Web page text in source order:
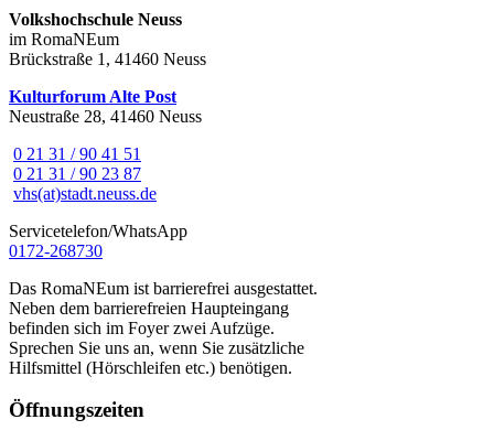
Volkshochschule Neuss
im RomaNEum
Brückstraße 1, 41460 Neuss
Kulturforum Alte Post
Neustraße 28, 41460 Neuss
0 21 31 / 90 41 51
0 21 31 / 90 23 87
vhs(at)stadt.neuss.de
Servicetelefon/WhatsApp
0172-268730
Das RomaNEum ist barrierefrei ausgestattet.
Neben dem barrierefreien Haupteingang
befinden sich im Foyer zwei Aufzüge.
Sprechen Sie uns an, wenn Sie zusätzliche
Hilfsmittel (Hörschleifen etc.) benötigen.
Öffnungszeiten